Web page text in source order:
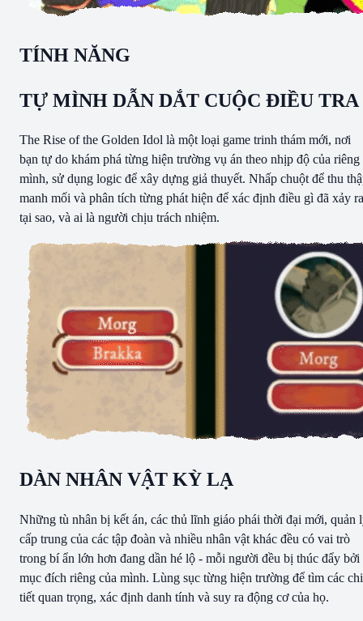
TÍNH NĂNG
TỰ MÌNH DẪN DẮT CUỘC ĐIỀU TRA
The Rise of the Golden Idol là một loại game trinh thám mới, nơi
bạn tự do khám phá từng hiện trường vụ án theo nhịp độ của riêng
mình, sử dụng logic để xây dựng giả thuyết. Nhấp chuột để thu
manh mối và phân tích từng phát hiện để xác định điều gì đã xảy
tại sao, và ai là người chịu trách nhiệm.
DÀN NHÂN VẬT KỲ LẠ
Những tù nhân bị kết án, các thủ lĩnh giáo phái thời đại mới, quản
cấp trung của các tập đoàn và nhiều nhân vật khác đều có vai trò
trong bí ẩn lớn hơn đang dần hé lộ - mỗi người đều bị thúc đẩy bởi
mục đích riêng của mình. Lùng sục từng hiện trường để tìm các chi
tiết quan trọng, xác định danh tính và suy ra động cơ của họ.